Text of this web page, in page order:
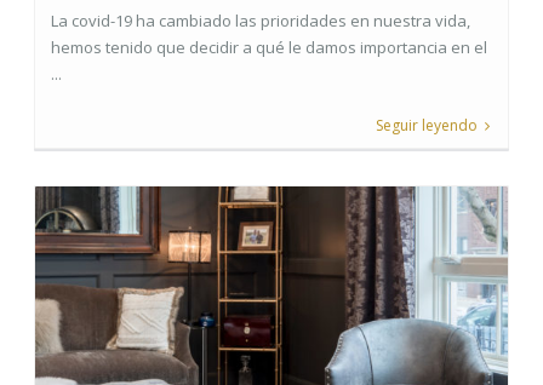
La covid-19 ha cambiado las prioridades en nuestra vida,
hemos tenido que decidir a qué le damos importancia en el
...
Seguir leyendo